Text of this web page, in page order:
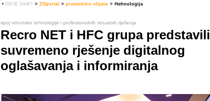
• GDJE SAM? > ZGportal > promotivne objave > #tehnologija
spoj vrhunske tehnologije i profesionalnih vizualnih rješenja
Recro NET i HFC grupa predstavili
suvremeno rješenje digitalnog
oglašavanja i informiranja